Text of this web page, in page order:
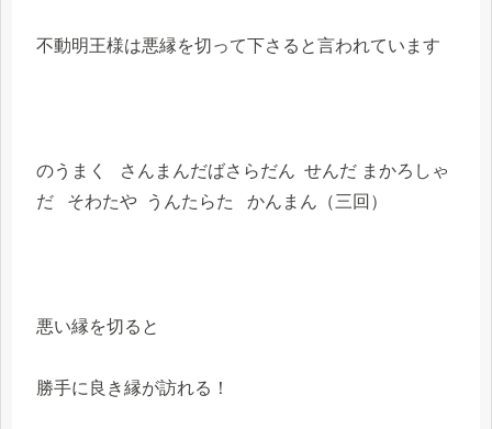
不動明王様は悪縁を切って下さると言われています
のうまく さんまんだばさらだん せんだ まかろしゃ
だ そわたや うんたらた かんまん（三回）
悪い縁を切ると
勝手に良き縁が訪れる！